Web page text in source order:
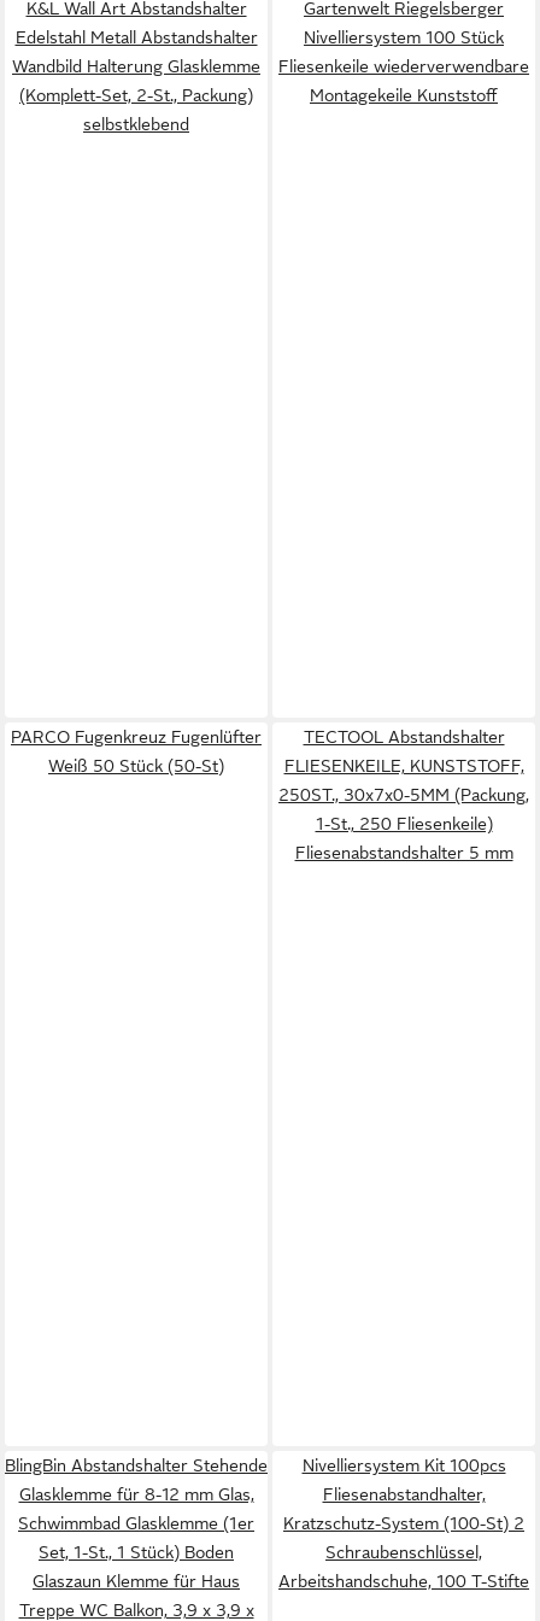
K&L Wall Art Abstandshalter
Edelstahl Metall Abstandshalter
Wandbild Halterung Glasklemme
(Komplett-Set, 2-St., Packung)
selbstklebend
Gartenwelt Riegelsberger
Nivelliersystem 100 Stück
Fliesenkeile wiederverwendbare
Montagekeile Kunststoff
PARCO Fugenkreuz Fugenlüfter
Weiß 50 Stück (50-St)
TECTOOL Abstandshalter
FLIESENKEILE, KUNSTSTOFF,
250ST., 30x7x0-5MM (Packung,
1-St., 250 Fliesenkeile)
Fliesenabstandshalter 5 mm
BlingBin Abstandshalter Stehende
Glasklemme für 8-12 mm Glas,
Schwimmbad Glasklemme (1er
Set, 1-St., 1 Stück) Boden
Glaszaun Klemme für Haus
Treppe WC Balkon, 3,9 x 3,9 x
Nivelliersystem Kit 100pcs
Fliesenabstandhalter,
Kratzschutz-System (100-St) 2
Schraubenschlüssel,
Arbeitshandschuhe, 100 T-Stifte